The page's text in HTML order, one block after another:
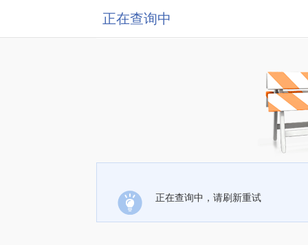
正在查询中
正在查询中，请刷新重试